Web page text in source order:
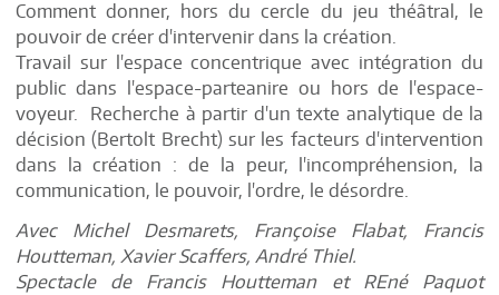
Comment donner, hors du cercle du jeu théâtral, le
pouvoir de créer d'intervenir dans la création.
Travail sur l'espace concentrique avec intégration du
public dans l'espace-parteanire ou hors de l'espace-
voyeur. Recherche à partir d'un texte analytique de la
décision (Bertolt Brecht) sur les facteurs d'intervention
dans la création : de la peur, l'incompréhension, la
communication, le pouvoir, l'ordre, le désordre.
Avec Michel Desmarets, Françoise Flabat, Francis
Houtteman, Xavier Scaffers, André Thiel.
Spectacle de Francis Houtteman et REné Paquot